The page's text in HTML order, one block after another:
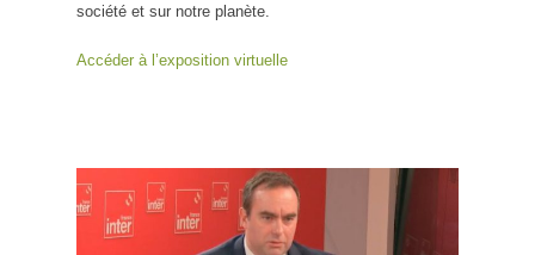
société et sur notre planète.
Accéder à l’exposition virtuelle